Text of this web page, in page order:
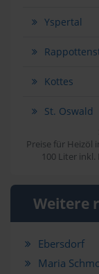
Yspertal
Kottes
St. Oswald
Preise für Heizöl
100 Liter
Weitere
Ebersdorf
Maria